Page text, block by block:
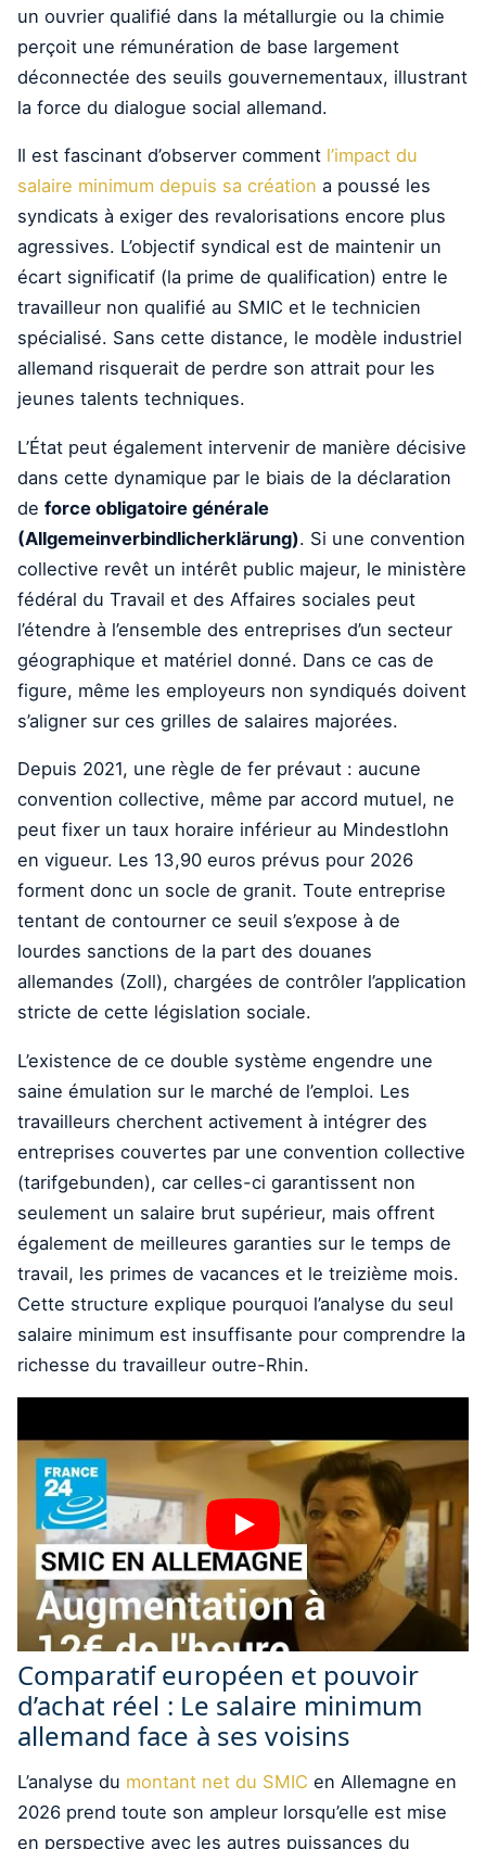
un ouvrier qualifié dans la métallurgie ou la chimie
perçoit une rémunération de base largement
déconnectée des seuils gouvernementaux, illustrant
la force du dialogue social allemand.
Il est fascinant d’observer comment l’impact du
salaire minimum depuis sa création a poussé les
syndicats à exiger des revalorisations encore plus
agressives. L’objectif syndical est de maintenir un
écart significatif (la prime de qualification) entre le
travailleur non qualifié au SMIC et le technicien
spécialisé. Sans cette distance, le modèle industriel
allemand risquerait de perdre son attrait pour les
jeunes talents techniques.
L’État peut également intervenir de manière décisive
dans cette dynamique par le biais de la déclaration
de force obligatoire générale
(Allgemeinverbindlicherklärung). Si une convention
collective revêt un intérêt public majeur, le ministère
fédéral du Travail et des Affaires sociales peut
l’étendre à l’ensemble des entreprises d’un secteur
géographique et matériel donné. Dans ce cas de
figure, même les employeurs non syndiqués doivent
s’aligner sur ces grilles de salaires majorées.
Depuis 2021, une règle de fer prévaut : aucune
convention collective, même par accord mutuel, ne
peut fixer un taux horaire inférieur au Mindestlohn
en vigueur. Les 13,90 euros prévus pour 2026
forment donc un socle de granit. Toute entreprise
tentant de contourner ce seuil s’expose à de
lourdes sanctions de la part des douanes
allemandes (Zoll), chargées de contrôler l’application
stricte de cette législation sociale.
L’existence de ce double système engendre une
saine émulation sur le marché de l’emploi. Les
travailleurs cherchent activement à intégrer des
entreprises couvertes par une convention collective
(tarifgebunden), car celles-ci garantissent non
seulement un salaire brut supérieur, mais offrent
également de meilleures garanties sur le temps de
travail, les primes de vacances et le treizième mois.
Cette structure explique pourquoi l’analyse du seul
salaire minimum est insuffisante pour comprendre la
richesse du travailleur outre-Rhin.
Comparatif européen et pouvoir
d’achat réel : Le salaire minimum
allemand face à ses voisins
L’analyse du montant net du SMIC en Allemagne en
2026 prend toute son ampleur lorsqu’elle est mise
en perspective avec les autres puissances du